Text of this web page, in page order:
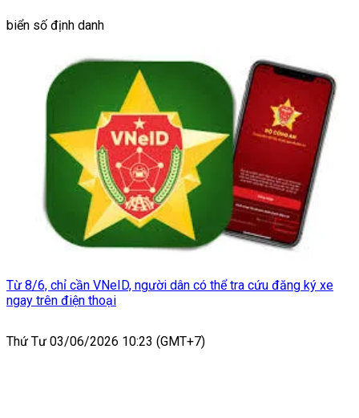
biển số định danh
Từ 8/6, chỉ cần VNeID, người dân có thể tra cứu đăng ký xe
ngay trên điện thoại
Thứ Tư 03/06/2026 10:23 (GMT+7)